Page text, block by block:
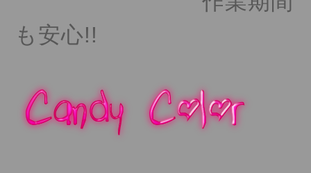
も安心!!